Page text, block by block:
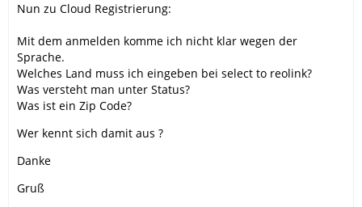
Nun zu Cloud Registrierung:
Mit dem anmelden komme ich nicht klar wegen der
Sprache.
Welches Land muss ich eingeben bei select to reolink?
Was versteht man unter Status?
Was ist ein Zip Code?
Wer kennt sich damit aus ?
Danke
Gruß